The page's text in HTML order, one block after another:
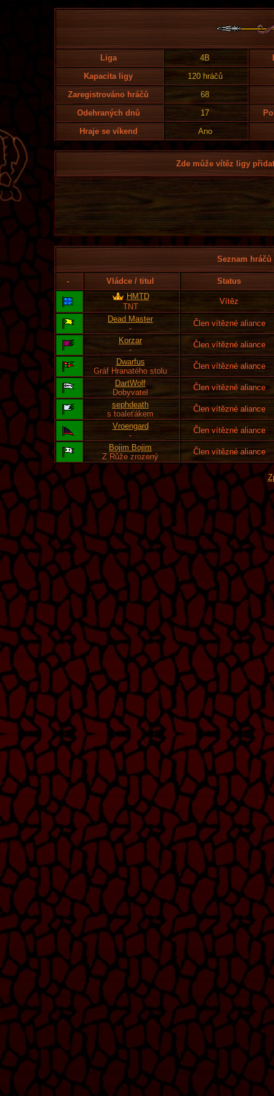
Liga 4B
Kapacita ligy
120 hráčů
Zaregistrováno hráčů
68
Odehraných dnů
17
Hraje se víkend
Ano
Zde může vítěz ligy
Seznam
- Vládce / titul
Status
HMTD
TNT
Vítěz
Dead Master
-
Člen vítězné aliance
Korzar
-
Člen vítězné aliance
Dwarfus
Gráf Hranatého stolu
Člen vítězné aliance
DartWolf
Dobyvatel
Člen vítězné aliance
sephdeath
s toaleťákem
Člen vítězné aliance
Vroengard
-
Člen vítězné aliance
Bojim Bojim
Z Růže zrozený
Člen vítězné aliance